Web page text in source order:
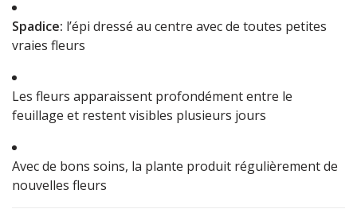
Spadice: l’épi dressé au centre avec de toutes petites
vraies fleurs
Les fleurs apparaissent profondément entre le
feuillage et restent visibles plusieurs jours
Avec de bons soins, la plante produit régulièrement de
nouvelles fleurs